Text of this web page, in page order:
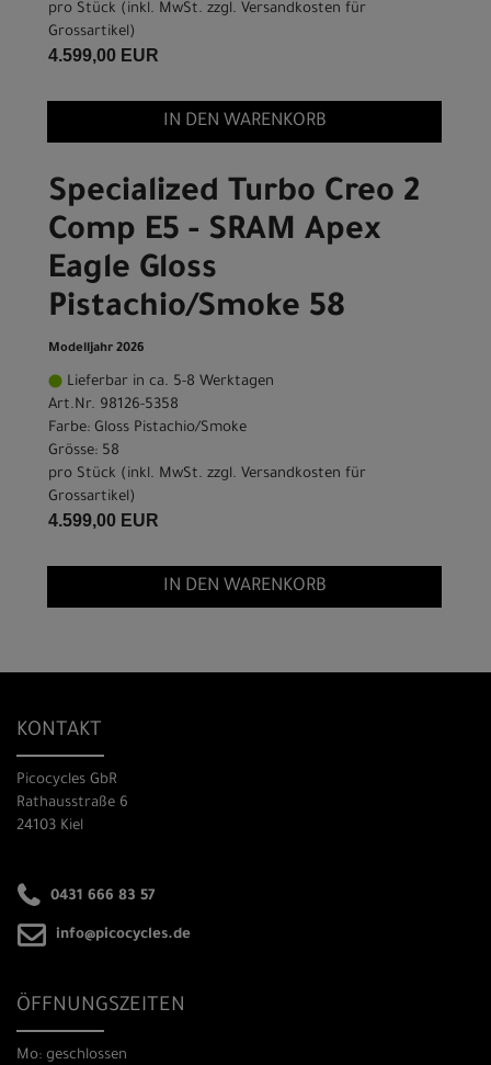
pro Stück (inkl. MwSt. zzgl. Versandkosten für
Grossartikel)
4.599,00 EUR
IN DEN WARENKORB
Specialized Turbo Creo 2
Comp E5 - SRAM Apex
Eagle Gloss
Pistachio/Smoke 58
Modelljahr 2026
Lieferbar in ca. 5-8 Werktagen
Art.Nr. 98126-5358
Farbe: Gloss Pistachio/Smoke
Grösse: 58
pro Stück (inkl. MwSt. zzgl. Versandkosten für
Grossartikel)
4.599,00 EUR
IN DEN WARENKORB
KONTAKT
Picocycles GbR
Rathausstraße 6
24103 Kiel
0431 666 83 57
info@picocycles.de
ÖFFNUNGSZEITEN
Mo: geschlossen